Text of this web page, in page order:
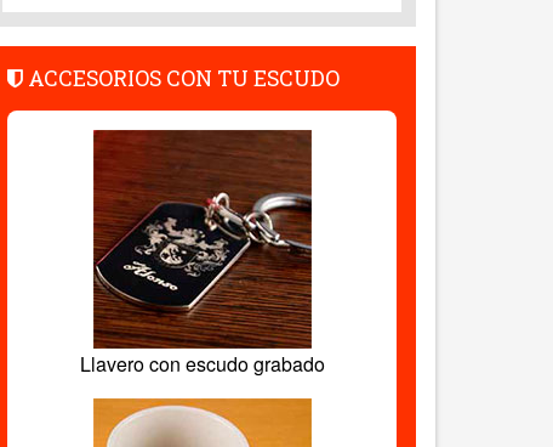
ACCESORIOS CON TU ESCUDO
Llavero con escudo grabado